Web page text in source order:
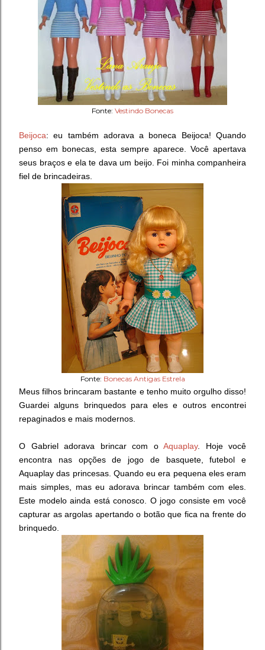
Fonte: Vestindo Bonecas
Beijoca: eu também adorava a boneca Beijoca! Quando
penso em bonecas, esta sempre aparece. Você apertava
seus braços e ela te dava um beijo. Foi minha companheira
fiel de brincadeiras.
Fonte: Bonecas Antigas Estrela
Meus filhos brincaram bastante e tenho muito orgulho disso!
Guardei alguns brinquedos para eles e outros encontrei
repaginados e mais modernos.
O Gabriel adorava brincar com o Aquaplay. Hoje você
encontra nas opções de jogo de basquete, futebol e
Aquaplay das princesas. Quando eu era pequena eles eram
mais simples, mas eu adorava brincar também com eles.
Este modelo ainda está conosco. O jogo consiste em você
capturar as argolas apertando o botão que fica na frente do
brinquedo.